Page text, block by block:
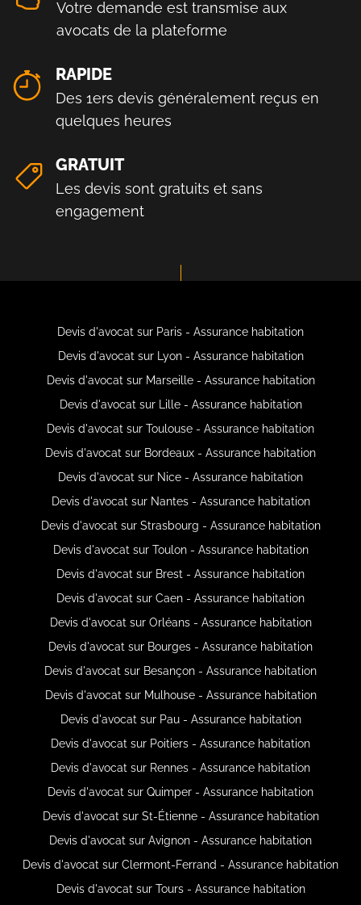
Votre demande est transmise aux
avocats de la plateforme
RAPIDE
Des 1ers devis généralement reçus en
quelques heures
GRATUIT
Les devis sont gratuits et sans
engagement
Devis d'avocat sur Paris - Assurance habitation
Devis d'avocat sur Lyon - Assurance habitation
Devis d'avocat sur Marseille - Assurance habitation
Devis d'avocat sur Lille - Assurance habitation
Devis d'avocat sur Toulouse - Assurance habitation
Devis d'avocat sur Bordeaux - Assurance habitation
Devis d'avocat sur Nice - Assurance habitation
Devis d'avocat sur Nantes - Assurance habitation
Devis d'avocat sur Strasbourg - Assurance habitation
Devis d'avocat sur Toulon - Assurance habitation
Devis d'avocat sur Brest - Assurance habitation
Devis d'avocat sur Caen - Assurance habitation
Devis d'avocat sur Orléans - Assurance habitation
Devis d'avocat sur Bourges - Assurance habitation
Devis d'avocat sur Besançon - Assurance habitation
Devis d'avocat sur Mulhouse - Assurance habitation
Devis d'avocat sur Pau - Assurance habitation
Devis d'avocat sur Poitiers - Assurance habitation
Devis d'avocat sur Rennes - Assurance habitation
Devis d'avocat sur Quimper - Assurance habitation
Devis d'avocat sur St-Étienne - Assurance habitation
Devis d'avocat sur Avignon - Assurance habitation
Devis d'avocat sur Clermont-Ferrand - Assurance habitation
Devis d'avocat sur Tours - Assurance habitation